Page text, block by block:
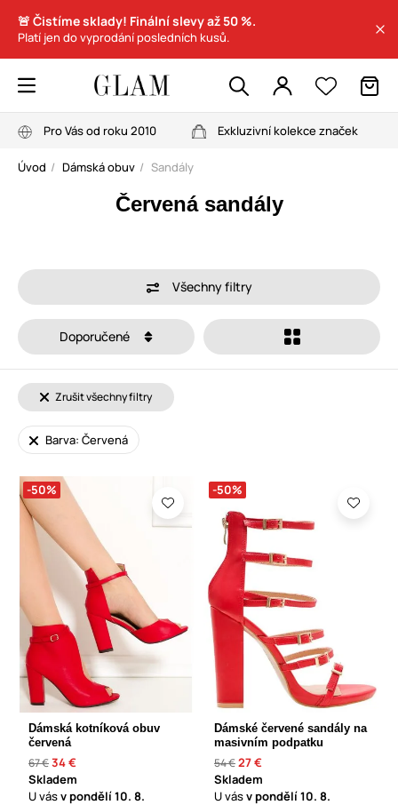
🚨 Čistíme sklady! Finální slevy až 50 %.
Platí jen do vyprodání posledních kusů.
Pro Vás od roku 2010 Exkluzivní kolekce značek
Úvod Dámská obuv Sandály
Červená sandály
Všechny filtry
Doporučené
Zrušit všechny filtry
Barva: Červená
-50%
Dámská kotníková obuv
červená
67 €34 €
Skladem
U vásv pondělí10. 8.
-50%
Dámské červené sandály na
masivním podpatku
54 €27 €
Skladem
U vásv pondělí10. 8.